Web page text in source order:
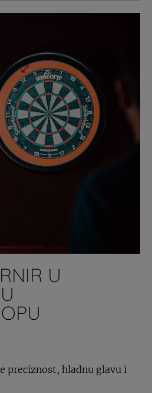
U
preciznost, hladnu glavu i